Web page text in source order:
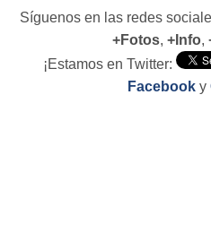
Síguenos en las redes
+Fotos, +Info,
¡Estamos en Twitter:
Facebook y